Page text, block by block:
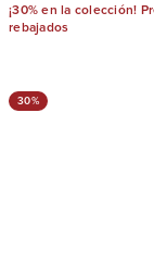
¡30% en la colección!
rebajados
30%